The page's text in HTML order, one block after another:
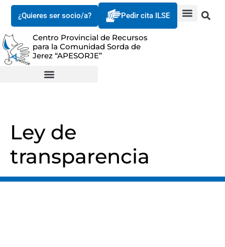
¿Quieres ser socio/a? Pedir cita ILSE
Centro Provincial de Recursos
para la Comunidad Sorda de
Jerez “APESORJE”
Ley de
transparencia